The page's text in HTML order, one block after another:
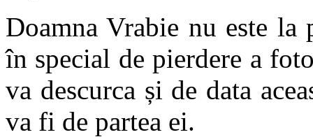
Doamna Vrabie nu este la
în special de pierdere a
va descurca și de data
va fi de partea ei.